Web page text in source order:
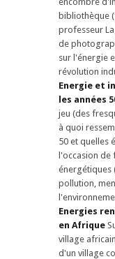
bibliothèque
professeur
de
sur l'énergie
révolution
Energie et
les années
jeu (des
à quoi
50 et quelles
l'occasion de
énergétiques
pollution,
Energies
en Afrique
village
d'un village